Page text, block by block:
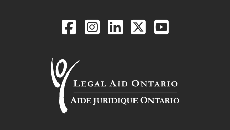
Legal Aid Ontario
FacebookInstagram
LinkedIn
X YouTube